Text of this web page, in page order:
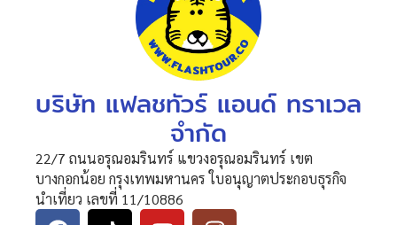
บริษัท แฟลชทัวร์ แอนด์ ทราเวล
จำกัด
22/7 ถนนอรุณอมรินทร์ แขวงอรุณอมรินทร์ เขต
บางกอกน้อย กรุงเทพมหานคร ใบอนุญาตประกอบธุรกิจ
นำเที่ยว เลขที่ 11/10886